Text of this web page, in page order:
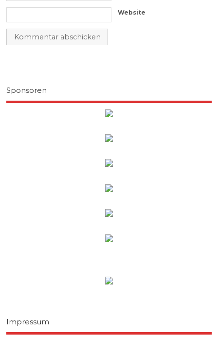
Website
Sponsoren
Impressum